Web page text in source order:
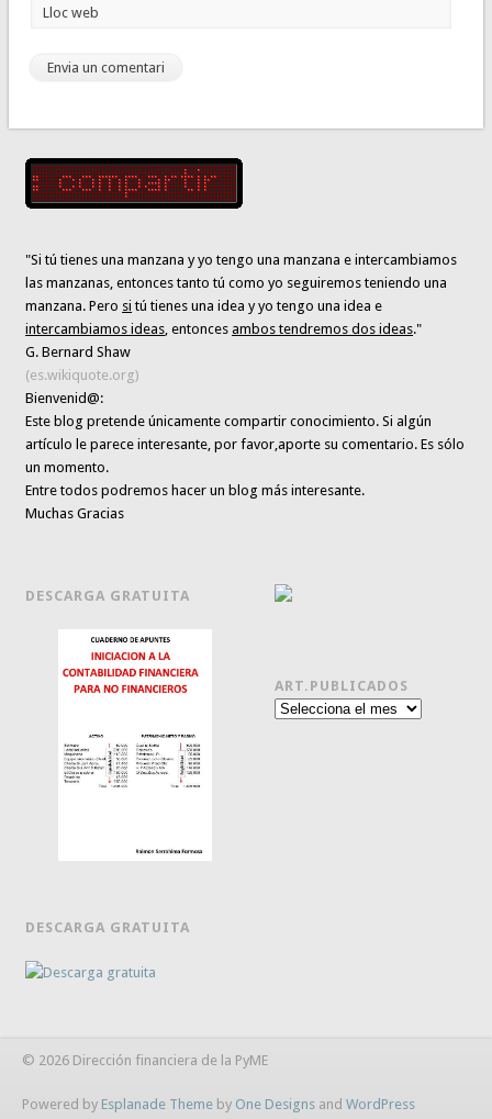
Lloc web
"Si tú tienes una manzana y yo tengo una manzana e intercambiamos
las manzanas, entonces tanto tú como yo seguiremos teniendo una
manzana. Pero si tú tienes una idea y yo tengo una idea e
intercambiamos ideas , entoncesambos tendremos dos ideas."
G. Bernard Shaw
(es.wikiquote.org)
Bienvenid@:
Este blog pretende únicamentecompartir conocimiento. Si algún
artículo le parece interesante,por favor,aporte su comentario. Es sólo
un momento.
Entre todos podremos hacer un blog más interesante.
Muchas Gracias
DESCARGA GRATUITA
DESCARGA GRATUITA
ART.PUBLICADOS
Art.publicados
© 2026 Dirección financiera de la PyME
Powered by Esplanade Theme by One Designs and WordPress